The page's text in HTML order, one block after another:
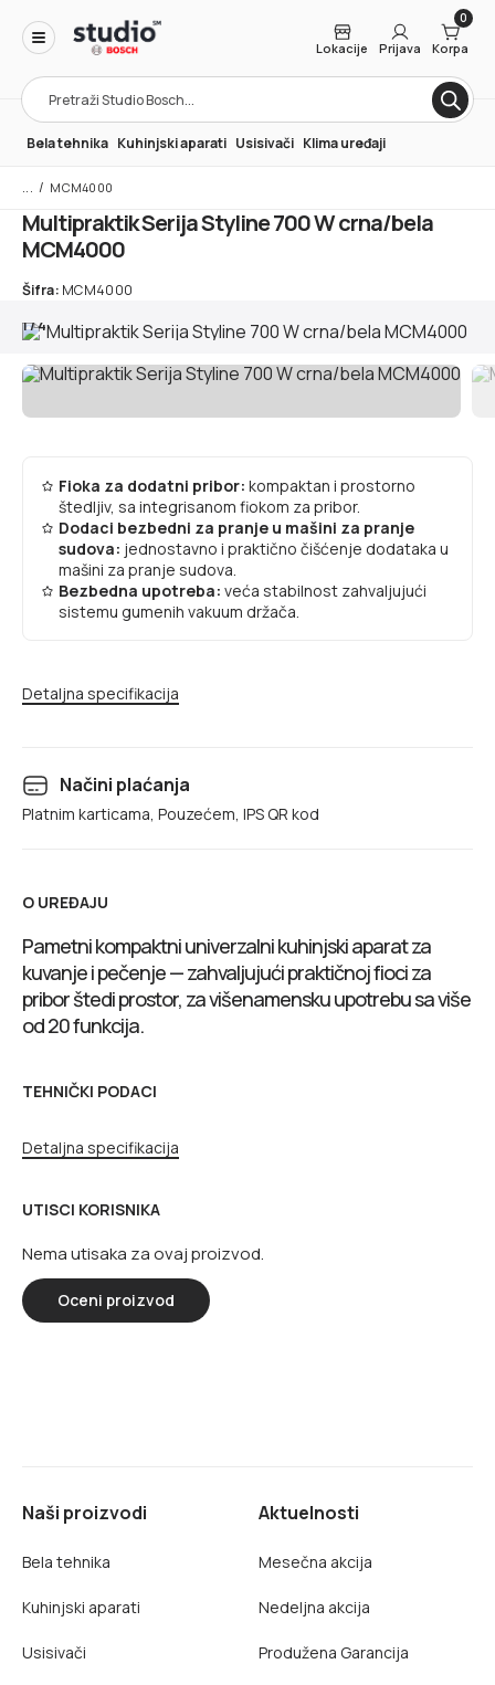
Products
search
Lokacije Prijava
0
Korpa
Bela tehnika Kuhinjski aparati Usisivači Klima uređaji
/ MCM4000
Multipraktik Serija Styline 700 W crna/bela
MCM4000
Šifra: MCM4000
1/4
Fioka za dodatni pribor: kompaktan i prostorno
štedljiv, sa integrisanom fiokom za pribor.
Dodaci bezbedni za pranje u mašini za pranje
sudova: jednostavno i praktično čišćenje dodataka u
mašini za pranje sudova.
Bezbedna upotreba: veća stabilnost zahvaljujući
sistemu gumenih vakuum držača.
Detaljna specifikacija
Načini plaćanja
Platnim karticama, Pouzećem, IPS QR kod
O UREĐAJU
Pametni kompaktni univerzalni kuhinjski aparat za
kuvanje i pečenje — zahvaljujući praktičnoj fioci za
pribor štedi prostor, za višenamensku upotrebu sa više
od 20 funkcija.
TEHNIČKI PODACI
Detaljna specifikacija
UTISCI KORISNIKA
Nema utisaka za ovaj proizvod.
Oceni proizvod
Naši proizvodi
Bela tehnika
Kuhinjski aparati
Usisivači
Aktuelnosti
Mesečna akcija
Nedeljna akcija
Produžena Garancija